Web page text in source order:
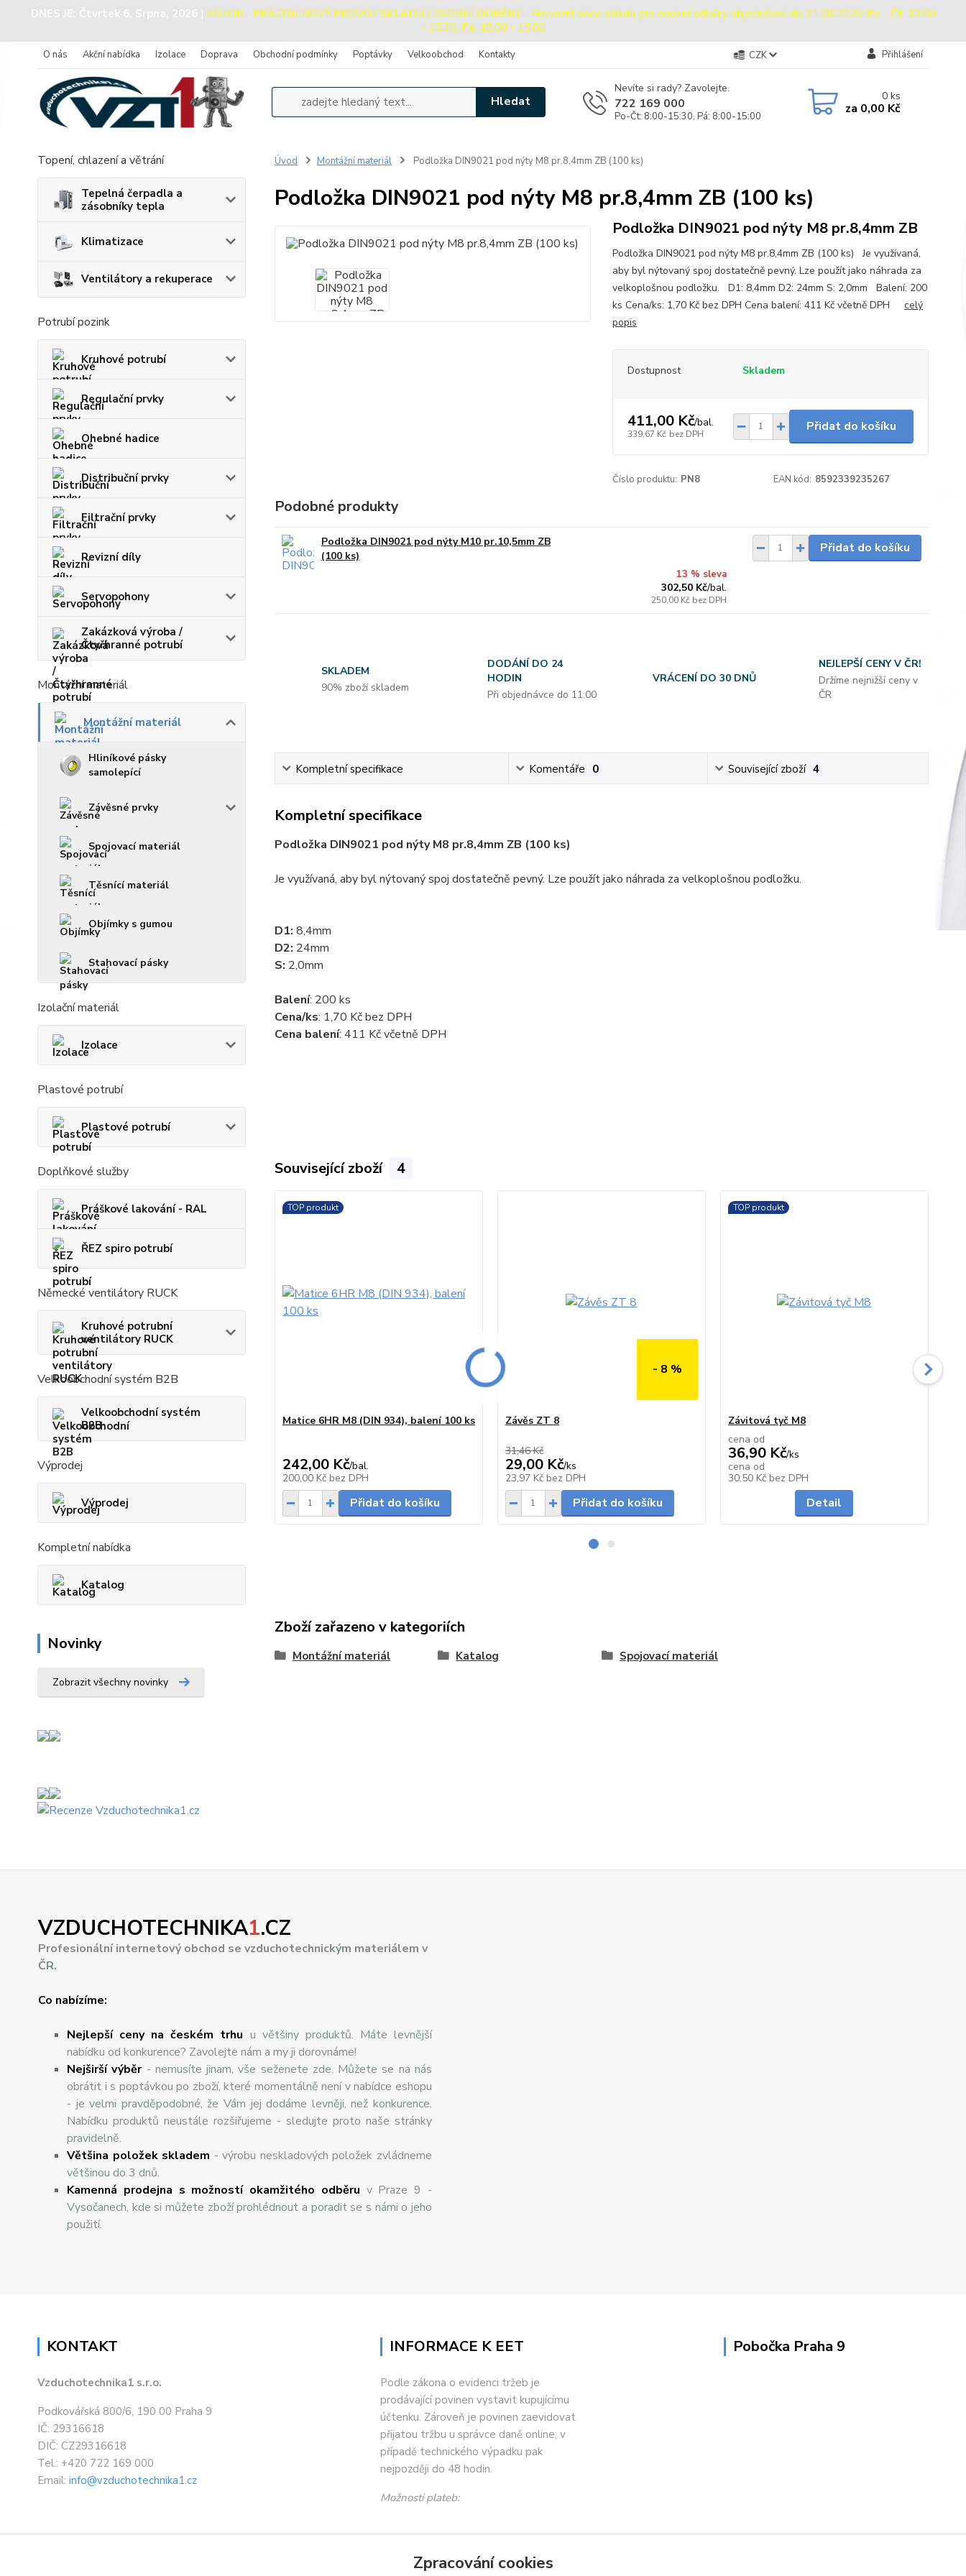
DNES JE: Čtvrtek 6. Srpna, 2026 | POZOR - PRÁZDNINOVÝ PROVOZ SKLADU / OSOBNÍ ODBĚRY - Provozní doba skladu pro osobní odběry objednávek do 31.08.2026: Po - Čt: 13:00
- 15:30, Pá: 13:00 - 15:00
O nás Akční nabídka Izolace Doprava Obchodní podmínky Poptávky Velkoobchod Kontakty CZK Přihlášení
Hledat
Nevíte si rady? Zavolejte.
722 169 000
Po-Čt: 8:00-15:30, Pá: 8:00-15:00
0ks
za 0,00 Kč
Topení, chlazení a větrání
Tepelná čerpadla a
zásobníky tepla
Klimatizace
Ventilátory a rekuperace
Potrubí pozink
Kruhové potrubí
Regulační prvky
Ohebné hadice
Distribuční prvky
Filtrační prvky
Revizní díly
Servopohony
Zakázková výroba /
Čtyřhranné potrubí
Montážní materiál
Montážní materiál
Hliníkové pásky
samolepící
Závěsné prvky
Spojovací materiál
Těsnící materiál
Objímky s gumou
Stahovací pásky
Izolační materiál
Izolace
Plastové potrubí
Plastové potrubí
Doplňkové služby
Práškové lakování - RAL
ŘEZ spiro potrubí
Německé ventilátory RUCK
Kruhové potrubní
ventilátory RUCK
Velkoobchodní systém B2B
Velkoobchodní systém
B2B
Výprodej
Výprodej
Kompletní nabídka
Katalog
Novinky
Zobrazit všechny novinky
Úvod Montážní materiál Podložka DIN9021 pod nýty M8 pr.8,4mm ZB (100 ks)
Podložka DIN9021 pod nýty M8 pr.8,4mm ZB (100 ks)
Podložka DIN9021 pod nýty M8 pr.8,4mm ZB
Podložka DIN9021 pod nýty M8 pr.8,4mm ZB (100 ks) Je využívaná,
aby byl nýtovaný spoj dostatečně pevný. Lze použít jako náhrada za
velkoplošnou podložku. D1: 8,4mm D2: 24mm S: 2,0mm Balení: 200
ks Cena/ks: 1,70 Kč bez DPH Cena balení: 411 Kč včetně DPH celý
popis
Dostupnost Skladem
411,00 Kč/bal.
339,67 Kč bez DPH
Přidat do košíku
Číslo produktu: PN8 EAN kód: 8592339235267
Podobné produkty
Podložka DIN9021 pod nýty M10 pr.10,5mm ZB
(100 ks)
13 % sleva
302,50 Kč/bal.
250,00 Kč bez DPH
Přidat do košíku
SKLADEM
90% zboží skladem
DODÁNÍ DO 24
HODIN
Při objednávce do 11:00
VRÁCENÍ DO 30 DNŮ
NEJLEPŠÍ CENY V ČR!
Držíme nejnižší ceny v
ČR
Kompletní specifikace Komentáře 0 Související zboží 4
Kompletní specifikace
Podložka DIN9021 pod nýty M8 pr.8,4mm ZB (100 ks)
Je využívaná, aby byl nýtovaný spoj dostatečně pevný. Lze použít jako náhrada za velkoplošnou podložku.
D1: 8,4mm
D2: 24mm
S: 2,0mm
Balení: 200 ks
Cena/ks: 1,70 Kč bez DPH
Cena balení: 411 Kč včetně DPH
Související zboží 4
TOP produkt
Matice 6HR M8 (DIN 934), balení 100 ks
242,00 Kč/bal.
200,00 Kč bez DPH
Přidat do košíku
- 8 %
Závěs ZT 8
31,46 Kč
29,00 Kč/ks
23,97 Kč bez DPH
Přidat do košíku
TOP produkt
Závitová tyč M8
cena od
36,90 Kč/ks
cena od
30,50 Kč bez DPH
Detail
Zboží zařazeno v kategoriích
Montážní materiál Katalog Spojovací materiál
VZDUCHOTECHNIKA1.CZ
Profesionální internetový obchod se vzduchotechnickým materiálem v
ČR.
Co nabízíme:
Nejlepší ceny na českém trhu u většiny produktů. Máte levnější
nabídku od konkurence? Zavolejte nám a my ji dorovnáme!
Nejširšívýběr- nemusíte jinam, vše seženete zde. Můžete se na nás
obrátit i s poptávkou po zboží, které momentálně není v nabídce eshopu
- je velmi pravděpodobné, že Vám jej dodáme levněji, než konkurence.
Nabídku produktů neustále rozšiřujeme - sledujte proto naše stránky
pravidelně.
Většina položek skladem - výrobu neskladových položek zvládneme
většinou do 3 dnů.
Kamenná prodejna s možností okamžitého odběru v Praze 9 -
Vysočanech, kde si můžete zboží prohlédnout a poradit se s námi o jeho
použití.
KONTAKT
Vzduchotechnika1 s.r.o.
Podkovářská 800/6, 190 00 Praha 9
IČ: 29316618
DIČ: CZ29316618
Tel.: +420 722 169 000
Email: info@vzduchotechnika1.cz
INFORMACE K EET
Podle zákona o evidenci tržeb je
prodávající povinen vystavit kupujícímu
účtenku. Zároveň je povinen zaevidovat
přijatou tržbu u správce daně online; v
případě technického výpadku pak
nejpozději do 48 hodin.
Možnosti plateb:
Pobočka Praha 9
Zpracování cookies